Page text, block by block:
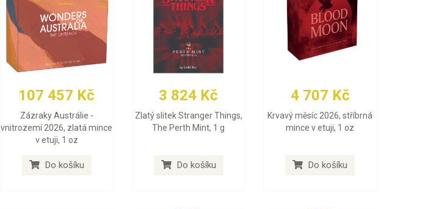
107 457 Kč
Zázraky Austrálie -
vnitrozemí 2026, zlatá mince
v etuji, 1 oz
Do košíku
3 824 Kč
Zlatý slitek Stranger Things,
The Perth Mint, 1 g
Do košíku
4 707 Kč
Krvavý měsíc 2026, stříbrná
mince v etuji, 1 oz
Do košíku